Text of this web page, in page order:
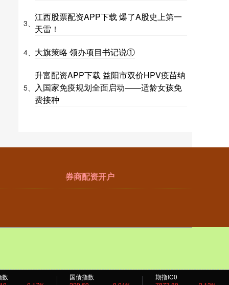
3、
江西股票配资APP下载 爆了A股史上第一
天雷！
4、 大旗策略 领办项目书记说①
5、
升富配资APP下载 益阳市双价HPV疫苗纳
入国家免疫规划全面启动——适龄女孩免
费接种
数
国债指数
期指IC0
券商配资开户